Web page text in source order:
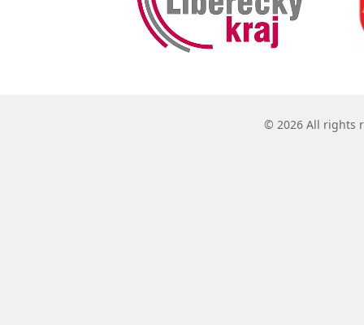
© 2026 All rights